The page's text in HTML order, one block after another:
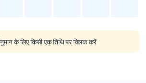
के लिए किसी एक तिथि पर क्लिक करें